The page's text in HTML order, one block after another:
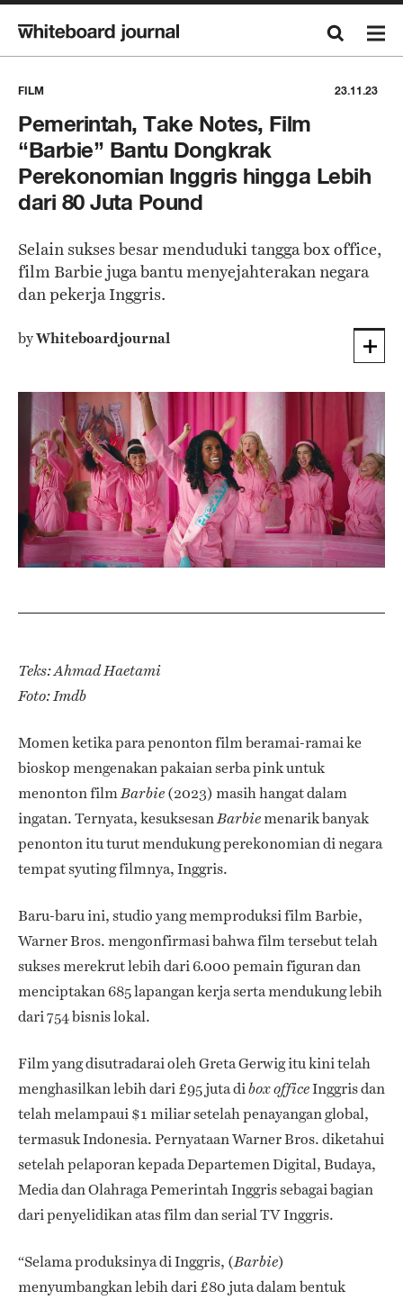
FILM 23.11.23
Pemerintah, Take Notes, Film
“Barbie” Bantu Dongkrak
Perekonomian Inggris hingga Lebih
dari 80 Juta Pound
Selain sukses besar menduduki tangga box office,
film Barbie juga bantu menyejahterakan negara
dan pekerja Inggris.
byWhiteboardjournal
Teks: Ahmad Haetami
Foto: Imdb
Momen ketika para penonton film beramai-ramai ke
bioskop mengenakan pakaian serba pink untuk
menonton filmBarbie (2023) masih hangat dalam
ingatan. Ternyata, kesuksesanBarbiemenarik banyak
penonton itu turut mendukung perekonomian di negara
tempat syuting filmnya, Inggris.
Baru-baru ini, studio yang memproduksi film Barbie,
Warner Bros. mengonfirmasi bahwa film tersebut telah
sukses merekrut lebih dari 6.000 pemain figuran dan
menciptakan 685 lapangan kerja serta mendukung lebih
dari 754 bisnis lokal.
Film yang disutradarai oleh Greta Gerwig itu kini telah
menghasilkan lebih dari £95 juta dibox officeInggris dan
telah melampaui $1 miliar setelah penayangan global,
termasuk Indonesia. Pernyataan Warner Bros. diketahui
setelah pelaporan kepada Departemen Digital, Budaya,
Media dan Olahraga Pemerintah Inggris sebagai bagian
dari penyelidikan atas film dan serial TV Inggris.
“Selama produksinya di Inggris, (Barbie)
menyumbangkan lebih dari £80 juta dalam bentuk